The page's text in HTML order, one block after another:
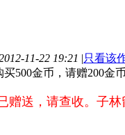
11-22 19:21 |只看该
买500金币，请赠200金
赠送，请查收。子林